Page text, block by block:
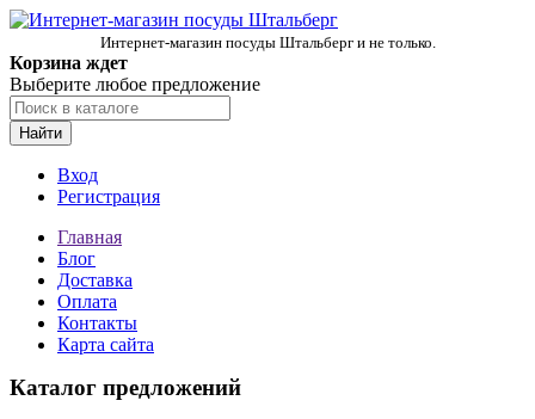
Интернет-магазин посуды Штальберг и не только.
Корзина ждет
Выберите любое предложение
Найти
Вход
Регистрация
Главная
Блог
Доставка
Оплата
Контакты
Карта сайта
Каталог предложений